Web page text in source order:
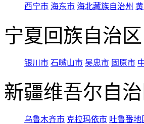
西宁市 海东市 海北藏族自治州
宁夏回族自治区
银川市 石嘴山市 吴忠市 固原市
新疆维吾尔自
乌鲁木齐市 克拉玛依市 吐鲁番地